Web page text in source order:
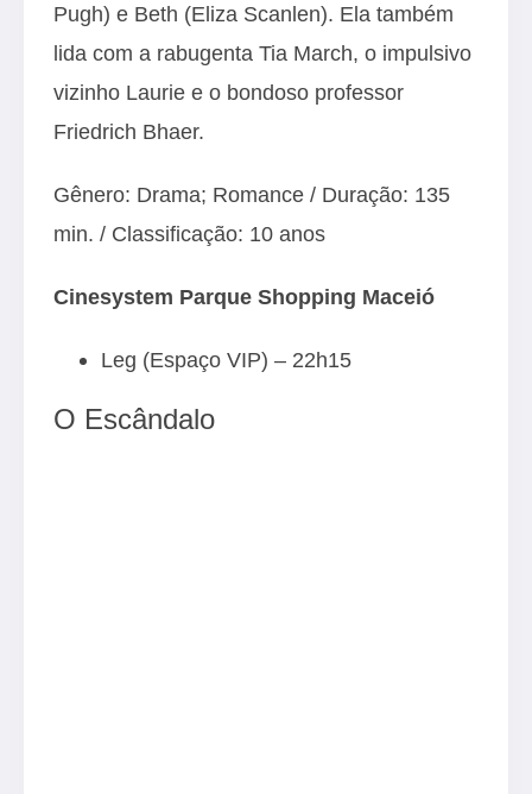
Pugh) e Beth (Eliza Scanlen). Ela também
lida com a rabugenta Tia March, o impulsivo
vizinho Laurie e o bondoso professor
Friedrich Bhaer.
Gênero: Drama; Romance / Duração: 135
min. / Classificação: 10 anos
Cinesystem Parque Shopping Maceió
Leg (Espaço VIP) – 22h15
O Escândalo